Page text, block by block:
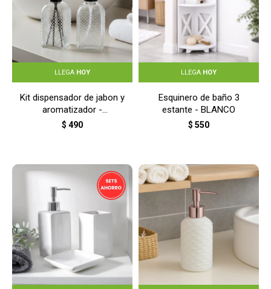
LLEGA HOY
Kit dispensador de jabon y
aromatizador -
TRANSPARENTE
$ 490
LLEGA HOY
Esquinero de baño 3
estante - BLANCO
$ 550